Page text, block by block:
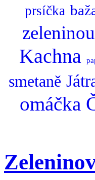
prsíčka
zeleninou
Kachna
smetaně
omáčka